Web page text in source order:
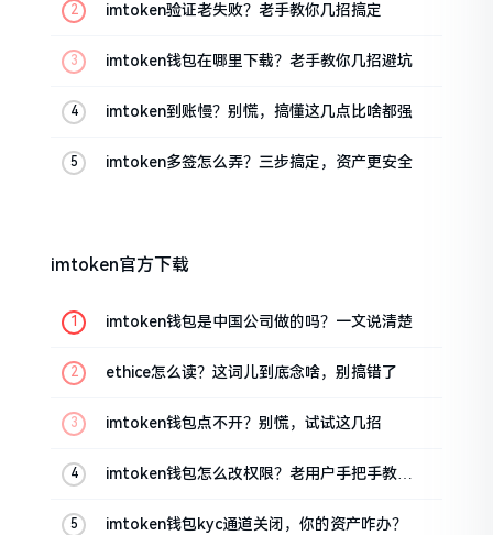
imtoken验证老失败？老手教你几招搞定
imtoken钱包在哪里下载？老手教你几招避坑
imtoken到账慢？别慌，搞懂这几点比啥都强
imtoken多签怎么弄？三步搞定，资产更安全
imtoken官方下载
imtoken钱包是中国公司做的吗？一文说清楚
ethice怎么读？这词儿到底念啥，别搞错了
imtoken钱包点不开？别慌，试试这几招
imtoken钱包怎么改权限？老用户手把手教你
imtoken钱包kyc通道关闭，你的资产咋办？